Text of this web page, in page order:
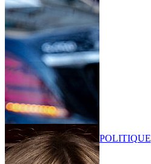
POLITIQUE